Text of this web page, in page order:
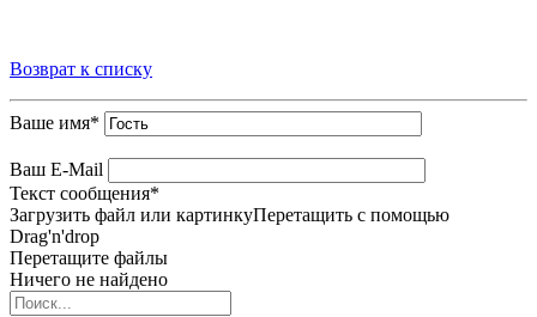
Возврат к списку
Ваше имя*
Ваш E-Mail
Текст сообщения*
Загрузить файл или картинкуПеретащить с помощью
Drag'n'drop
Перетащите файлы
Ничего не найдено